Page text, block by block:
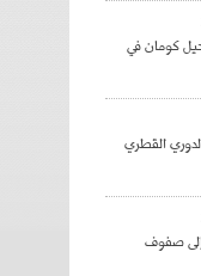
كومان في
القطري
صفوف